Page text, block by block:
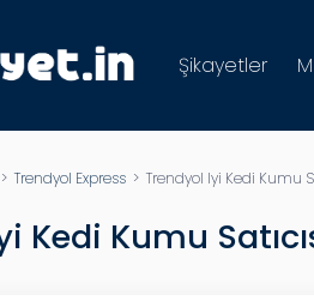
Şikayetler
Trendyol Express > Trendyol Iyi Kedi Kumu
Kedi Kumu